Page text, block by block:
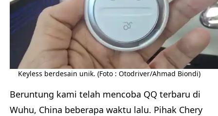
Keyless berdesain unik. (Foto : Otodriver/Ahmad Biondi)
Beruntung kami telah mencoba QQ terbaru di
Wuhu, China beberapa waktu lalu. Pihak Chery